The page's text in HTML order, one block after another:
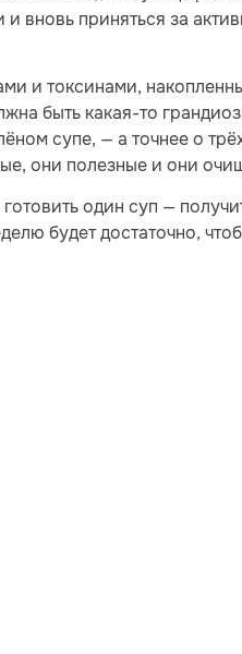
вновь приняться за
и токсинами,
быть какая-то
супе, — а точнее о
они полезные и они
один суп —
будет достаточно,